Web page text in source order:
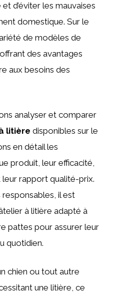
d’éviter les mauvaises
domestique. Sur le
de modèles de
des avantages
aux besoins des
analyser et comparer
litière disponibles sur le
en détail les
produit, leur efficacité,
leur rapport qualité-prix.
il est
à litière adapté à
pattes pour assurer leur
quotidien.
chien ou tout autre
une litière, ce